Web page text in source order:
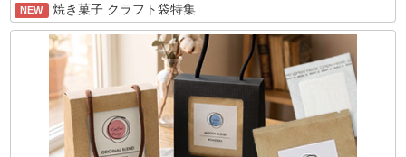
NEW 焼き菓子 クラフト袋特集